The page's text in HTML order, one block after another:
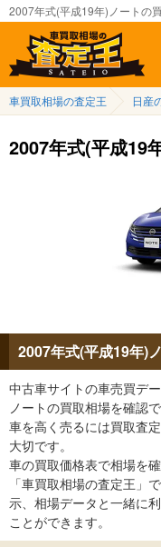
2007年式(平成19年)ノートの
車買取相場の査定王 日産
2007年式(平成19
2007年式(平成19年)
中古車サイトの車売買デ
ノートの買取相場を確認で
車を高く売るには買取査
大切です。
車の買取価格表で相場を
「車買取相場の査定王」
示、相場データと一緒に
ことができます。